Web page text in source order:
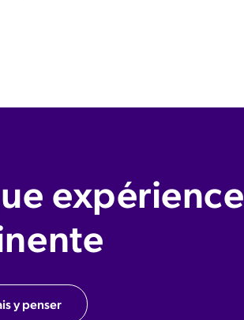
expérience
y penser